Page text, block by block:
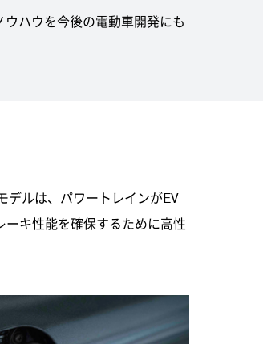
ハウを今後の電動車開発にも
デルは、パワートレインがEV
キ性能を確保するために高性